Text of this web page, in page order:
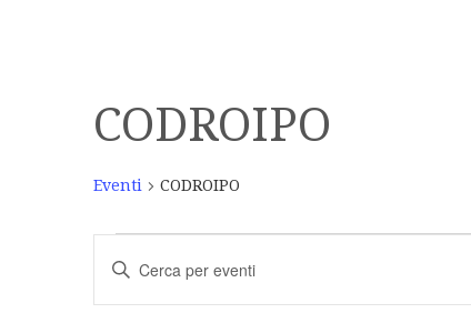
CODROIPO
Eventi CODROIPO
Eventi
Ricerca
Inserisci
Parola
Chiave.